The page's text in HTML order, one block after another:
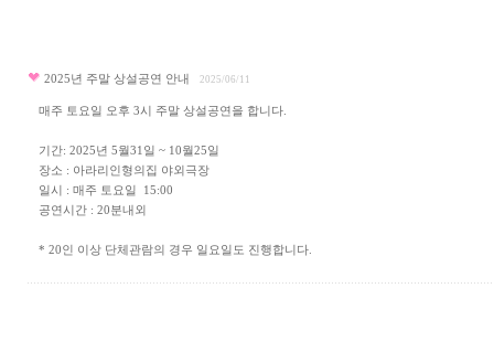
2025년 주말 상설공연 안내 2025/06/11
매주 토요일 오후 3시 주말 상설공연을 합니다.
기간: 2025년 5월31일 ~ 10월25일
장소 : 아라리인형의집 야외극장
일시 : 매주 토요일 15:00
공연시간 : 20분내외
* 20인 이상 단체관람의 경우 일요일도 진행합니다.